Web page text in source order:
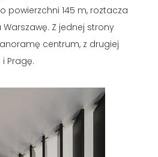
powierzchni 145 m, roztacza
Warszawę. Z jednej strony
centrum, z drugiej
Pragę.